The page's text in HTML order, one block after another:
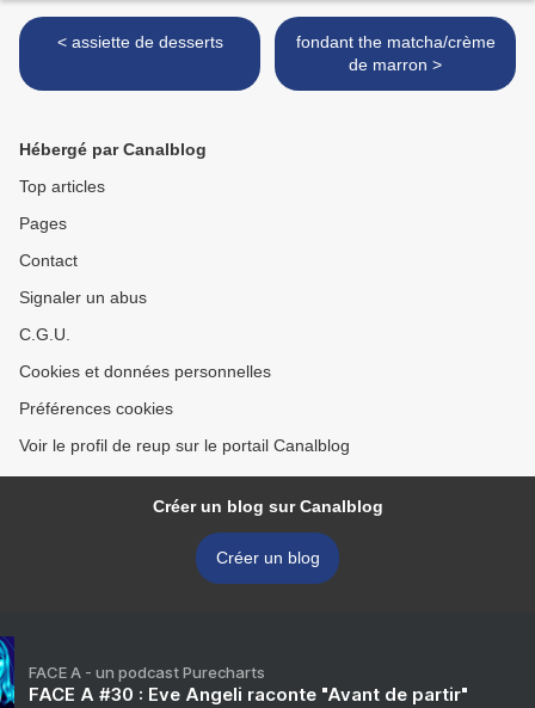
< assiette de desserts
fondant the matcha/crème
de marron >
Hébergé par Canalblog
Top articles
Pages
Contact
Signaler un abus
C.G.U.
Cookies et données personnelles
Préférences cookies
Voir le profil de reup sur le portail Canalblog
Créer un blog sur Canalblog
Créer un blog
FACE A - un podcast Purecharts
FACE A #30 : Eve Angeli raconte "Avant de partir"